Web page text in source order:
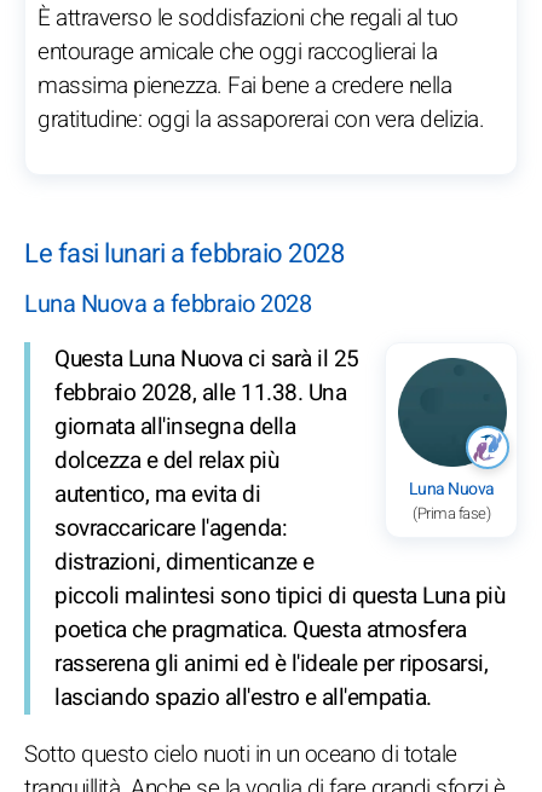
È attraverso le soddisfazioni che regali al tuo
entourage amicale che oggi raccoglierai la
massima pienezza. Fai bene a credere nella
gratitudine: oggi la assaporerai con vera delizia.
Le fasi lunari a febbraio 2028
Luna Nuova a febbraio 2028
Luna Nuova
(Prima fase)
Questa Luna Nuova ci sarà il 25
febbraio 2028, alle 11.38. Una
giornata all'insegna della
dolcezza e del relax più
autentico, ma evita di
sovraccaricare l'agenda:
distrazioni, dimenticanze e
piccoli malintesi sono tipici di questa Luna più
poetica che pragmatica. Questa atmosfera
rasserena gli animi ed è l'ideale per riposarsi,
lasciando spazio all'estro e all'empatia.
Sotto questo cielo nuoti in un oceano di totale